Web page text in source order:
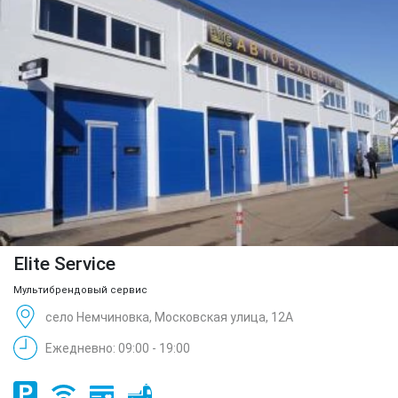
Elite Service
Мультибрендовый сервис
село Немчиновка, Московская улица, 12А
Ежедневно: 09:00 - 19:00